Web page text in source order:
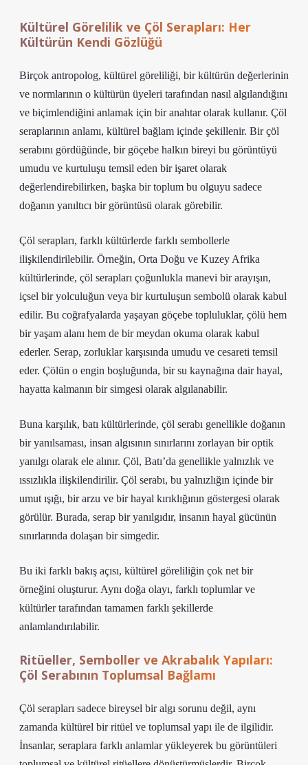
Kültürel Görelilik ve Çöl Serapları: Her
Kültürün Kendi Gözlüğü
Birçok antropolog, kültürel göreliliği, bir kültürün değerlerinin
ve normlarının o kültürün üyeleri tarafından nasıl algılandığını
ve biçimlendiğini anlamak için bir anahtar olarak kullanır. Çöl
seraplarının anlamı, kültürel bağlam içinde şekillenir. Bir çöl
serabını gördüğünde, bir göçebe halkın bireyi bu görüntüyü
umudu ve kurtuluşu temsil eden bir işaret olarak
değerlendirebilirken, başka bir toplum bu olguyu sadece
doğanın yanıltıcı bir görüntüsü olarak görebilir.
Çöl serapları, farklı kültürlerde farklı sembollerle
ilişkilendirilebilir. Örneğin, Orta Doğu ve Kuzey Afrika
kültürlerinde, çöl serapları çoğunlukla manevi bir arayışın,
içsel bir yolculuğun veya bir kurtuluşun sembolü olarak kabul
edilir. Bu coğrafyalarda yaşayan göçebe topluluklar, çölü hem
bir yaşam alanı hem de bir meydan okuma olarak kabul
ederler. Serap, zorluklar karşısında umudu ve cesareti temsil
eder. Çölün o engin boşluğunda, bir su kaynağına dair hayal,
hayatta kalmanın bir simgesi olarak algılanabilir.
Buna karşılık, batı kültürlerinde, çöl serabı genellikle doğanın
bir yanılsaması, insan algısının sınırlarını zorlayan bir optik
yanılgı olarak ele alınır. Çöl, Batı’da genellikle yalnızlık ve
ıssızlıkla ilişkilendirilir. Çöl serabı, bu yalnızlığın içinde bir
umut ışığı, bir arzu ve bir hayal kırıklığının göstergesi olarak
görülür. Burada, serap bir yanılgıdır, insanın hayal gücünün
sınırlarında dolaşan bir simgedir.
Bu iki farklı bakış açısı, kültürel göreliliğin çok net bir
örneğini oluşturur. Aynı doğa olayı, farklı toplumlar ve
kültürler tarafından tamamen farklı şekillerde
anlamlandırılabilir.
Ritüeller, Semboller ve Akrabalık Yapıları:
Çöl Serabının Toplumsal Bağlamı
Çöl serapları sadece bireysel bir algı sorunu değil, aynı
zamanda kültürel bir ritüel ve toplumsal yapı ile de ilgilidir.
İnsanlar, seraplara farklı anlamlar yükleyerek bu görüntüleri